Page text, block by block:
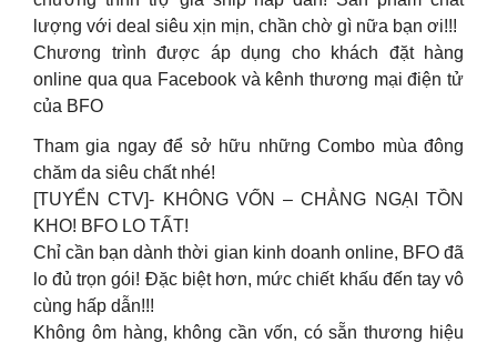
lượng với deal siêu xịn mịn, chần chờ gì nữa bạn ơi!!!
Chương trình được áp dụng cho khách đặt hàng
online qua qua Facebook và kênh thương mại điện tử
của BFO
Tham gia ngay để sở hữu những Combo mùa đông
chăm da siêu chất nhé!
[TUYỂN CTV]- KHÔNG VỐN – CHẲNG NGẠI TỒN
KHO! BFO LO TẤT!
Chỉ cần bạn dành thời gian kinh doanh online, BFO đã
lo đủ trọn gói! Đặc biệt hơn, mức chiết khấu đến tay vô
cùng hấp dẫn!!!
Không ôm hàng, không cần vốn, có sẵn thương hiệu